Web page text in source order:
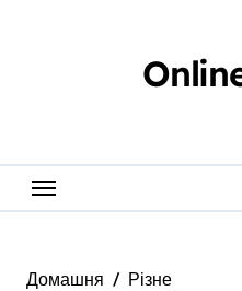
Домашня
Різне